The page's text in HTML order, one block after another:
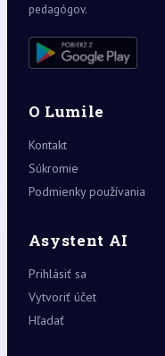
pedagógov.
O Lumile
Kontakt
Súkromie
Podmienky používania
Asystent AI
Prihlásiť sa
Vytvoriť účet
Hľadať